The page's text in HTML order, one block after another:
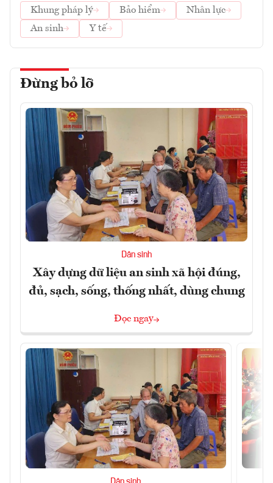
Khung pháp lý
Bảo hiểm
Nhân lực
An sinh
Y tế
Đừng bỏ lỡ
Dân sinh
Xây dựng dữ liệu an sinh xã hội đúng,
đủ, sạch, sống, thống nhất, dùng chung
Đọc ngay